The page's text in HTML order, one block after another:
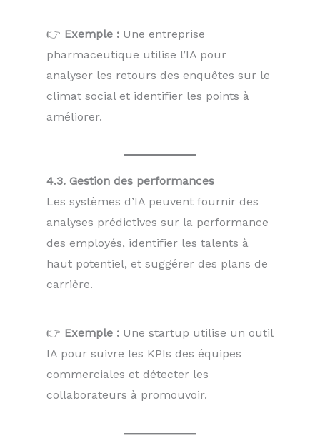
👉 Exemple : Une entreprise
pharmaceutique utilise l’IA pour
analyser les retours des enquêtes sur le
climat social et identifier les points à
améliorer.
4.3. Gestion des performances
Les systèmes d’IA peuvent fournir des
analyses prédictives sur la performance
des employés, identifier les talents à
haut potentiel, et suggérer des plans de
carrière.
👉 Exemple : Une startup utilise un outil
IA pour suivre les KPIs des équipes
commerciales et détecter les
collaborateurs à promouvoir.